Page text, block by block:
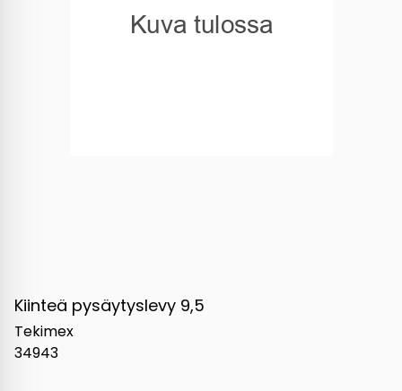
Kiinteä pysäytyslevy 9,5
Tekimex
34943